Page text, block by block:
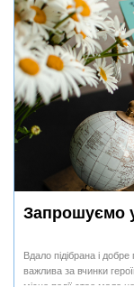
Запрошуємо
Вдало підібрана і
важлива за вчинки